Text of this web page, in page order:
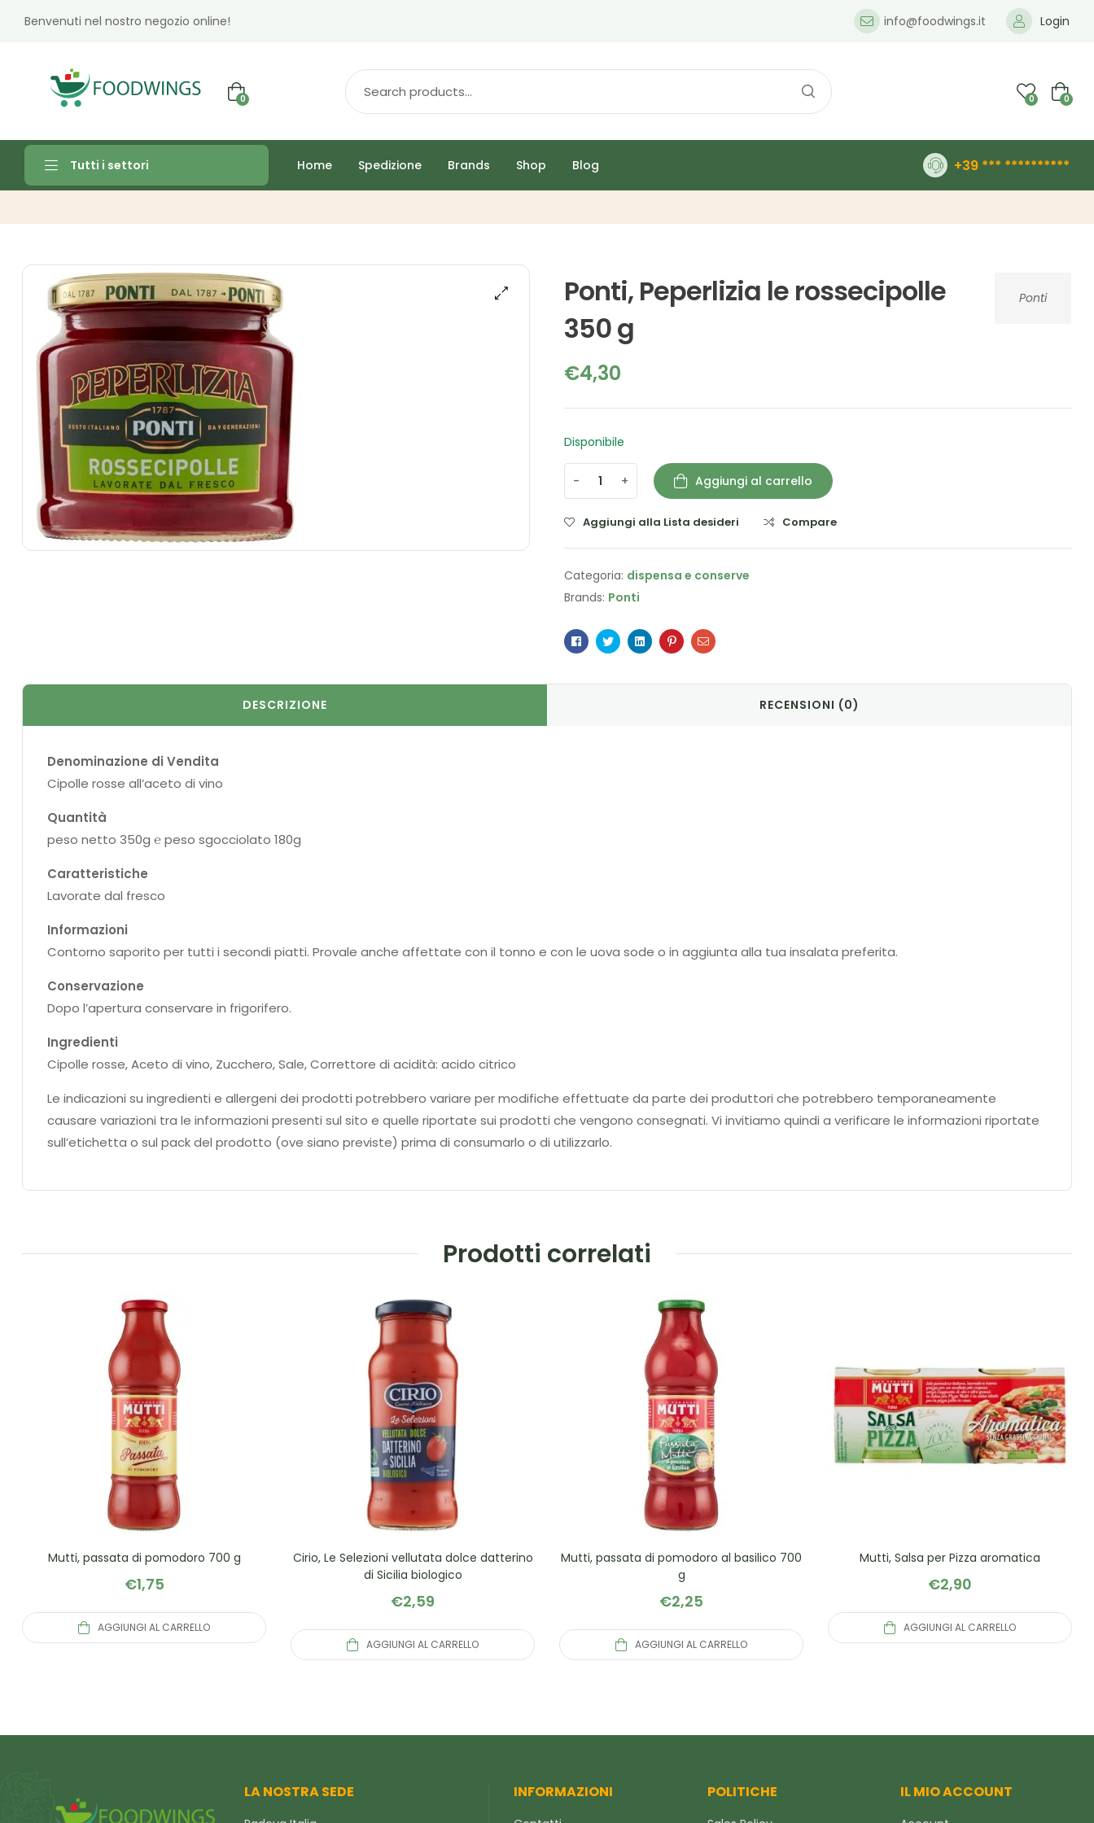
Benvenuti nel nostro negozio online! info@foodwings.it Login
0 0 0
Tutti i settori Home Spedizione Brands Shop Blog +39 *** **********
Ponti
Ponti, Peperlizia le rossecipolle
350 g
€4,30
Disponibile
- + Aggiungi al carrello
Aggiungi alla Lista desideri Compare
Categoria: dispensa e conserve
Brands: Ponti
Facebook
TwitterLinkedinPinterestEmail
DESCRIZIONE RECENSIONI (0)
Denominazione di Vendita
Cipolle rosse all’aceto di vino
Quantità
peso netto 350g ℮ peso sgocciolato 180g
Caratteristiche
Lavorate dal fresco
Informazioni
Contorno saporito per tutti i secondi piatti. Provale anche affettate con il tonno e con le uova sode o in aggiunta alla tua insalata preferita.
Conservazione
Dopo l’apertura conservare in frigorifero.
Ingredienti
Cipolle rosse, Aceto di vino, Zucchero, Sale, Correttore di acidità: acido citrico
Le indicazioni su ingredienti e allergeni dei prodotti potrebbero variare per modifiche effettuate da parte dei produttori che potrebbero temporaneamente
causare variazioni tra le informazioni presenti sul sito e quelle riportate sui prodotti che vengono consegnati. Vi invitiamo quindi a verificare le informazioni riportate
sull’etichetta o sul pack del prodotto (ove siano previste) prima di consumarlo o di utilizzarlo.
Prodotti correlati
Mutti, passata di pomodoro 700 g
€1,75
AGGIUNGI AL CARRELLO
Cirio, Le Selezioni vellutata dolce datterino
di Sicilia biologico
€2,59
AGGIUNGI AL CARRELLO
Mutti, passata di pomodoro al basilico 700
g
€2,25
AGGIUNGI AL CARRELLO
Mutti, Salsa per Pizza aromatica
€2,90
AGGIUNGI AL CARRELLO
LA NOSTRA SEDE INFORMAZIONI POLITICHE IL MIO ACCOUNT